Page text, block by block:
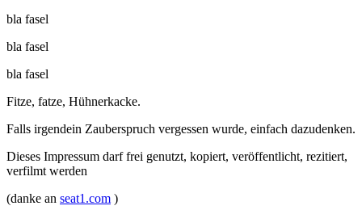
bla fasel
bla fasel
bla fasel
Fitze, fatze, Hühnerkacke.
Falls irgendein Zauberspruch vergessen wurde, einfach dazudenken.
Dieses Impressum darf frei genutzt, kopiert, veröffentlicht, rezitiert,
verfilmt werden
(danke an seat1.com )